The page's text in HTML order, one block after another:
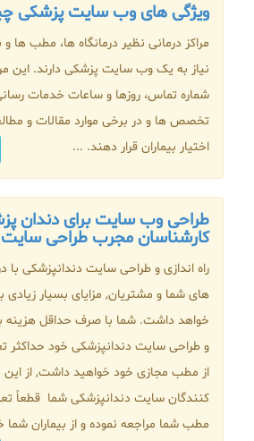
ویژگی های وب سایت پزشکی
مراکز درمانی نظیر درمانگاه ها، مطب ها
نیاز به یک وب سایت پزشکی دارند. این
شماره تماس، روزها و ساعات خدمات
تخصص ها و در برخی موارد مقالات و
اختیار بیماران قرار دهند. ...
طراحی وب سایت برای دندان
کارشناسان مجرب طراحی سایت
راه اندازی و طراحی سایت دندانپزشکی با
های شما و مشتریان, مزایای بسیار زیادی
خواهد داشت. شما با صرف حداقل هزینه
و طراحی سایت دندانپزشکی خود حداکثر
از مطب مجازی خود خواهید داشت, از این
کنندگان سایت دندانپزشکی شما قطعاً
مطب شما مراجعه نموده و از بیماران